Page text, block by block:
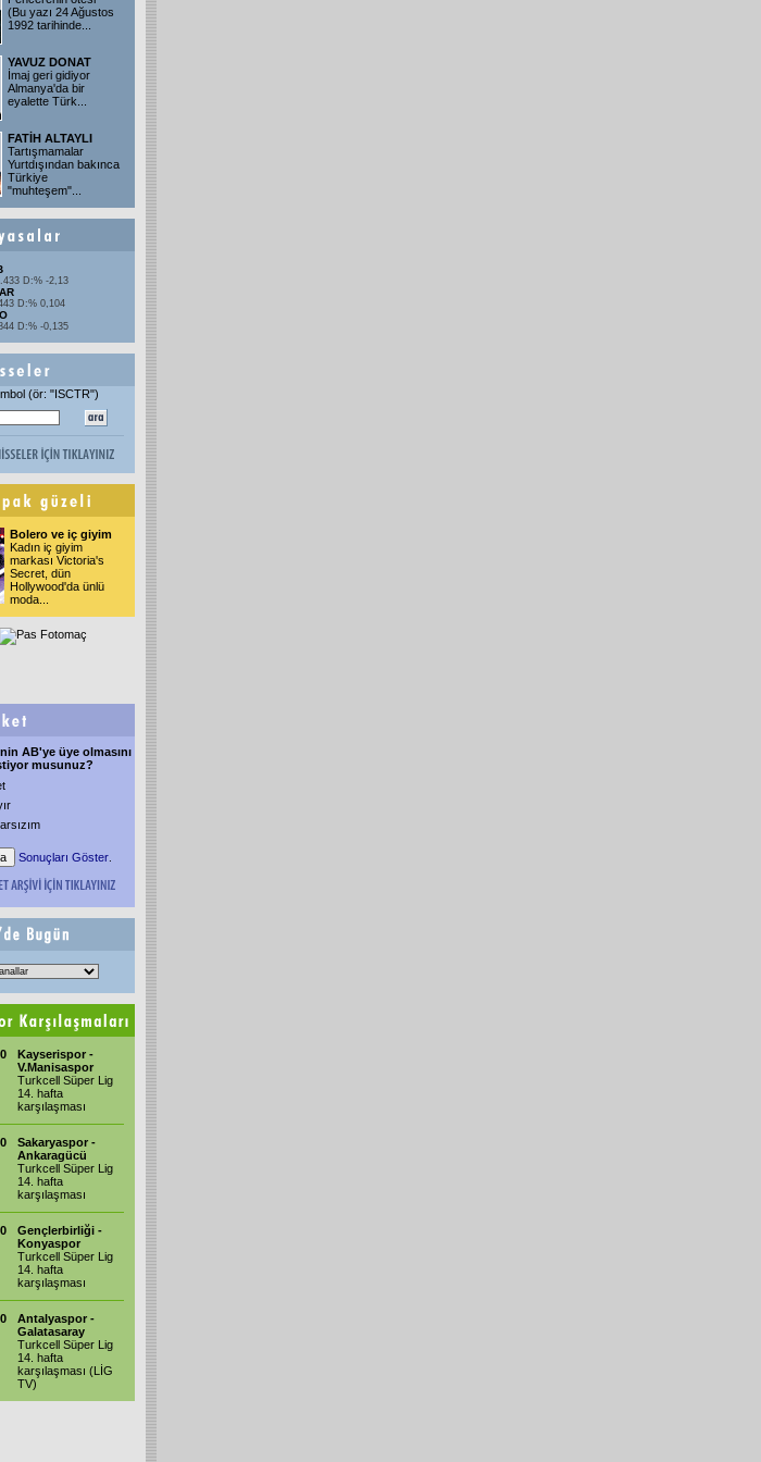
(Bu yazı 24 Ağustos
1992 tarihinde...
YAVUZ DONAT
İmaj geri gidiyor
Almanya'da bir
eyalette Türk...
FATİH ALTAYLI
Tartışmamalar
Yurtdışından bakınca
Türkiye
"muhteşem"...
D:% -2,13
D:% 0,104
D:% -0,135
(ör: "ISCTR")
Bolero ve iç giyim
Kadın iç giyim
markası Victoria's
Secret, dün
Hollywood'da ünlü
moda...
AB'ye üye olmasını
musunuz?
Sonuçları Göster
Kayserispor -
V.Manisaspor
Turkcell Süper Lig
14. hafta
karşılaşması
Sakaryaspor -
Ankaragücü
Turkcell Süper Lig
14. hafta
karşılaşması
Gençlerbirliği -
Konyaspor
Turkcell Süper Lig
14. hafta
karşılaşması
Antalyaspor -
Galatasaray
Turkcell Süper Lig
14. hafta
karşılaşması (LİG
TV)